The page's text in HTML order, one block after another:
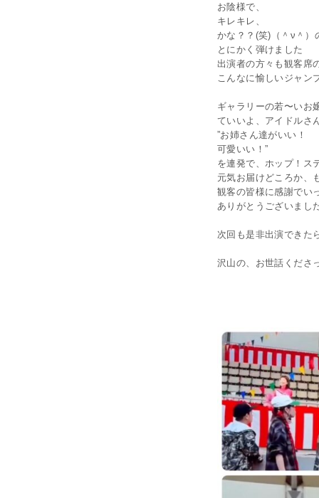
お陰様で、
キレキレ、
かな？？(笑)（＾ν＾）
とにかく弾けました
出演者の方々も観客席
こんなに愉しいジャン
ギャラリーの若〜いお
ていいよ、アイドルさ
”お姉さん達がいい！
可愛いい！”
を連発で、ホップ！ス
元気お届けどころか、
観客の皆様に感謝でい
ありがとうございまし
次回も是非出演できた
沢山の、お世話くださ